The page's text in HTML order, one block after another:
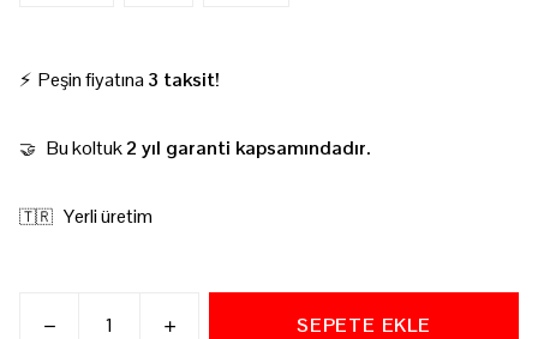
⚡ Peşin fiyatına 3 taksit!
🤝 Bu koltuk2 yıl garanti kapsamındadır.
🇹🇷 Yerli üretim
SEPETE EKLE